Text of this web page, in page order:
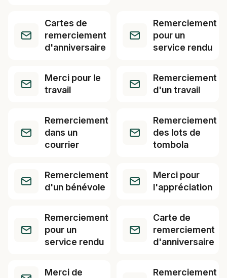
Cartes de
remerciement
d'anniversaire
Remerciement
pour un
service rendu
Merci pour le
travail
Remerciement
d'un travail
Remerciement
dans un
courrier
Remerciement
des lots de
tombola
Remerciement
d'un bénévole
Merci pour
l'appréciation
Remerciement
pour un
service rendu
Carte de
remerciement
d'anniversaire
Merci de
Remerciement